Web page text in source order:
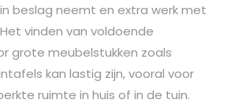
beslag neemt en extra werk met
vinden van voldoende
grote meubelstukken zoals
kan lastig zijn, vooral voor
ruimte in huis of in de tuin.